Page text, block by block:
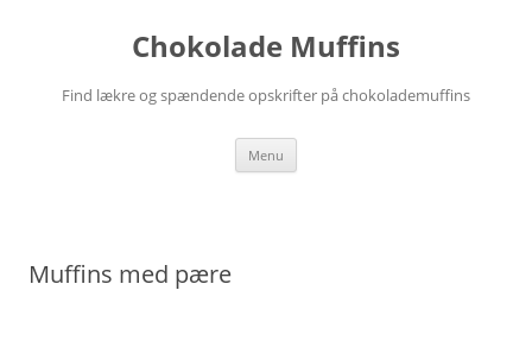
Chokolade Muffins
Find lækre og spændende opskrifter på chokolademuffins
Menu
Muffins med pære